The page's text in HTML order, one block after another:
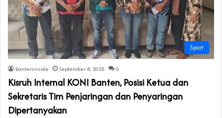
Sport
banteninside September 8, 2025 0
Kisruh Internal KONI Banten, Posisi Ketua dan
Sekretaris Tim Penjaringan dan Penyaringan
Dipertanyakan